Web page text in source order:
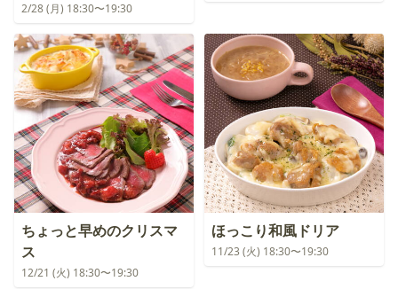
2/28 (月) 18:30〜19:30
ちょっと早めのクリスマ
ス
12/21 (火) 18:30〜19:30
ほっこり和風ドリア
11/23 (火) 18:30〜19:30